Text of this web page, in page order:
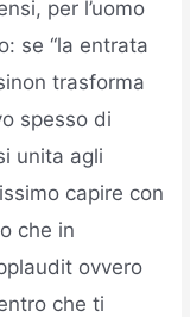
per l’uomo
se “la entrata
trasforma
spesso di
unita agli
capire con
che in
ovvero
che ti